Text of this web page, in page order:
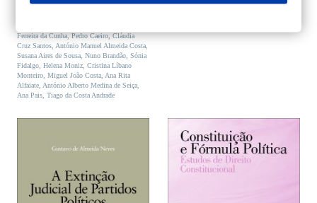
110,90 €.99,81 €.
Miranda Rodrigues,José Damião da Cunha,
Ferreira da Cunha Pedro Caeiro Cláudia
Cruz Santos António Manuel Almeida Costa
Susana Aires de Sousa Nuno Brandão Sónia
Fidalgo Helena Moniz Cristina Líbano
Monteiro Miguel João Costa Ana Rita
Alfaiate António Alberto Medina de Seiça
Ana Pais Tiago da Costa Andrade
44,90 €.40,41 €.